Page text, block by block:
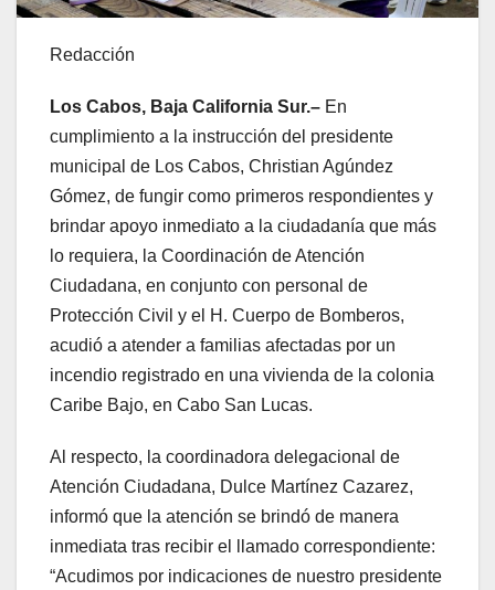
Redacción
Los Cabos, Baja California Sur.– En
cumplimiento a la instrucción del presidente
municipal de Los Cabos, Christian Agúndez
Gómez, de fungir como primeros respondientes y
brindar apoyo inmediato a la ciudadanía que más
lo requiera, la Coordinación de Atención
Ciudadana, en conjunto con personal de
Protección Civil y el H. Cuerpo de Bomberos,
acudió a atender a familias afectadas por un
incendio registrado en una vivienda de la colonia
Caribe Bajo, en Cabo San Lucas.
Al respecto, la coordinadora delegacional de
Atención Ciudadana, Dulce Martínez Cazarez,
informó que la atención se brindó de manera
inmediata tras recibir el llamado correspondiente:
“Acudimos por indicaciones de nuestro presidente